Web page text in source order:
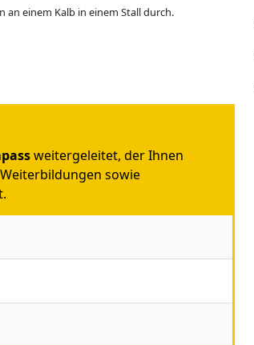
einem Kalb in einem Stall durch.
weitergeleitet, der Ihnen
sowie